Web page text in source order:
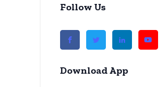
Follow Us
Download App